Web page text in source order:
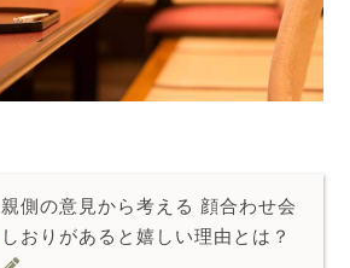
親側の意見から考える 顔合わせ会
しおりがあると嬉しい理由とは？